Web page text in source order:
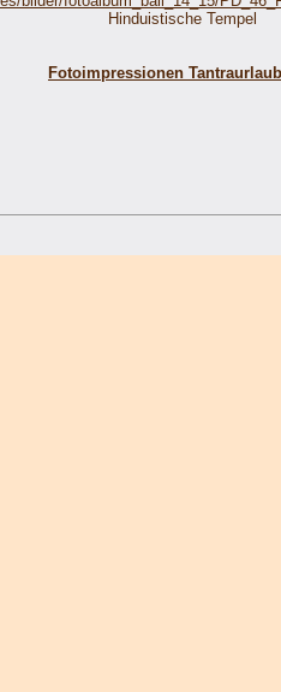
Hinduistische Tempel
Fotoimpressionen